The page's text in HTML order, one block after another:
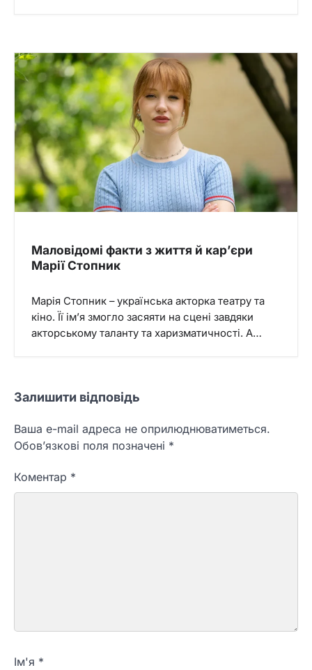
Маловідомі факти з життя й кар’єри
Марії Стопник
Марія Стопник – українська акторка театру та
кіно. Її ім’я змогло засяяти на сцені завдяки
акторському таланту та харизматичності. А…
Залишити відповідь
Ваша e-mail адреса не оприлюднюватиметься.
Обов’язкові поля позначені *
Коментар *
Ім'я *